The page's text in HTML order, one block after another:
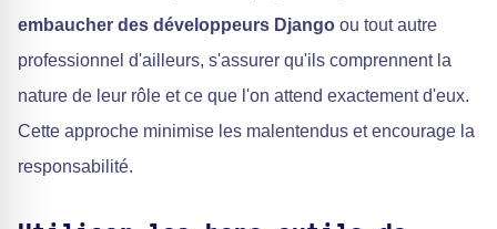
embaucher des développeurs Django ou tout autre
professionnel d'ailleurs, s'assurer qu'ils comprennent la
nature de leur rôle et ce que l'on attend exactement d'eux.
Cette approche minimise les malentendus et encourage la
responsabilité.